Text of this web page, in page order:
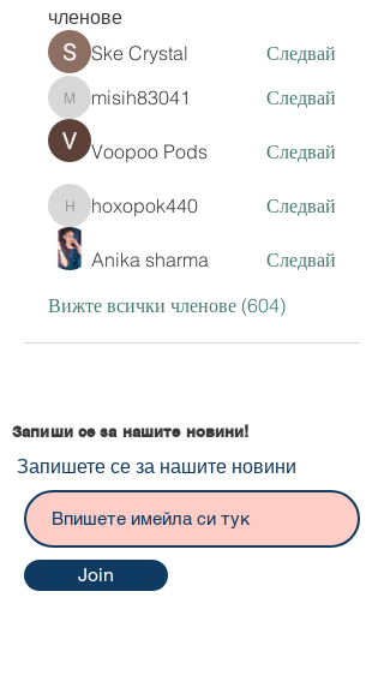
членове
Ske Crystal Следвай
misih83041
misih83041 Следвай
Voopoo Pods Следвай
hoxopok440
hoxopok440 Следвай
Anika sharma
Следвай
Вижте всички членове (604)
Запиши се за нашите новини!
Запишете се за нашите новини
Join